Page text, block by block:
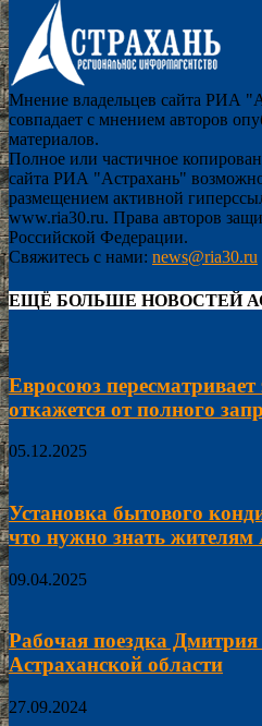
Мнение владельцев сайта РИА
совпадает с мнением авторов
материалов.
Полное или частичное
сайта РИА "Астрахань"
размещением активной
www.ria30.ru. Права авторов
Российской Федерации.
Свяжитесь с нами: news@ria30.ru
ЕЩЁ БОЛЬШЕ НОВОСТЕЙ
Евросоюз
откажется от полного
05.12.2025
Установка бытового
что нужно знать жителям
09.04.2025
Рабочая поездка
Астраханской области
27.09.2024